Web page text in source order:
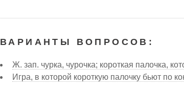
ВАРИАНТЫ ВОПРОСОВ:
Ж. зап. чурка, чурочка; короткая палочка,
Игра, в которой короткую палочку бьют по